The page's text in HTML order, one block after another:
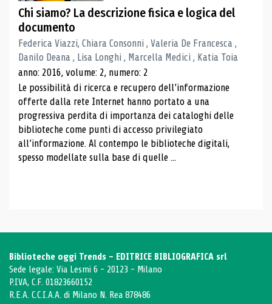
Chi siamo? La descrizione fisica e logica del
documento
Federica Viazzi, Chiara Consonni , Valeria De Francesca ,
Danilo Deana , Lisa Longhi , Marcella Medici , Katia Toia
anno: 2016, volume: 2, numero: 2
Le possibilità di ricerca e recupero dell’informazione
offerte dalla rete Internet hanno portato a una
progressiva perdita di importanza dei cataloghi delle
biblioteche come punti di accesso privilegiato
all’informazione. Al contempo le biblioteche digitali,
spesso modellate sulla base di quelle ...
Biblioteche oggi Trends - EDITRICE BIBLIOGRAFICA srl
Sede legale: Via Lesmi 6 - 20123 - Milano
P.IVA, C.F. 01823660152
R.E.A. C.C.I.A.A. di Milano N. Rea 878486